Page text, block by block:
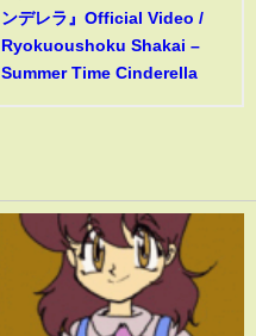
ンデレラ』Official Video /
Ryokuoushoku Shakai –
Summer Time Cinderella